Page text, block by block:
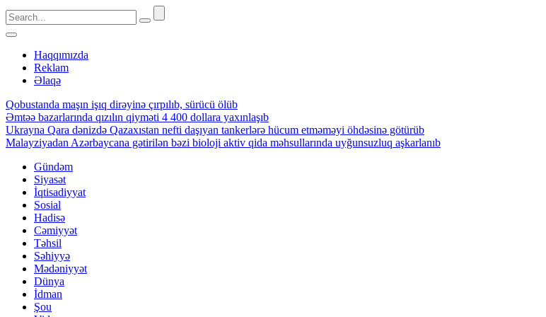
Haqqımızda
Reklam
Əlaqə
Qobustanda maşın işıq dirəyinə çırpılıb, sürücü ölüb
Əmtəə bazarlarında qızılın qiyməti 4 400 dollara yaxınlaşıb
Ukrayna Qara dənizdə Qazaxıstan nefti daşıyan tankerlərə hücum etməməyi öhdəsinə götürüb
Malayziyadan Azərbaycana gətirilən bəzi bioloji aktiv qida məhsullarında uyğunsuzluq aşkarlanıb
Gündəm
Siyasət
İqtisadiyyat
Sosial
Hadisə
Cəmiyyət
Təhsil
Səhiyyə
Mədəniyyət
Dünya
İdman
Şou